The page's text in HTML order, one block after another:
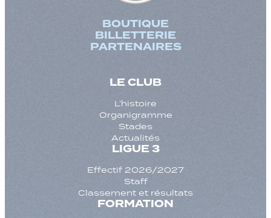
BOUTIQUE
BILLETTERIE
PARTENAIRES
LE CLUB
L’histoire
Organigramme
Stades
Actualités
LIGUE 3
Effectif 2026/2027
Staff
Classement et résultats
FORMATION